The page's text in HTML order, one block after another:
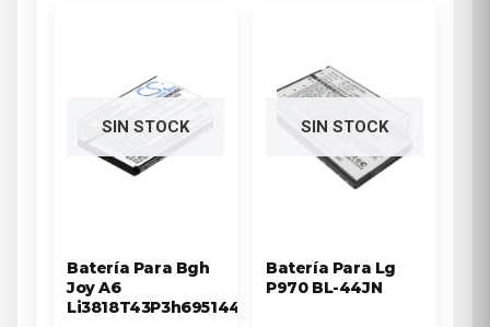
SIN STOCK
Batería Para Bgh
Joy A6
Li3818T43P3h695144
SIN STOCK
Batería Para Lg
P970 BL-44JN